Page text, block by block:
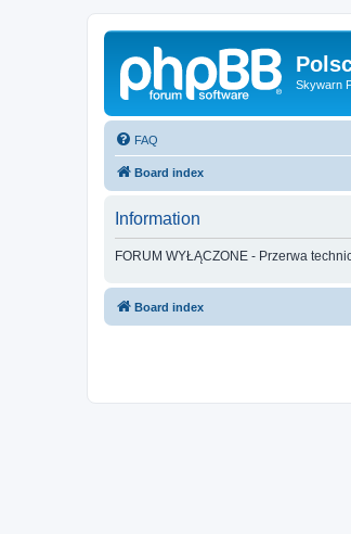
Skywarn
FAQ
Board index
Information
FORUM WYŁĄCZONE - Przerwa
Board index